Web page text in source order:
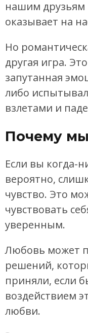
нашим
оказывает на
Но
другая игра.
запутанная
либо
взлетами и
Почему
Если вы когда-
вероятно,
чувство. Это
чувствовать
уверенным.
Любовь может
решений,
приняли, если
воздействием
любви.